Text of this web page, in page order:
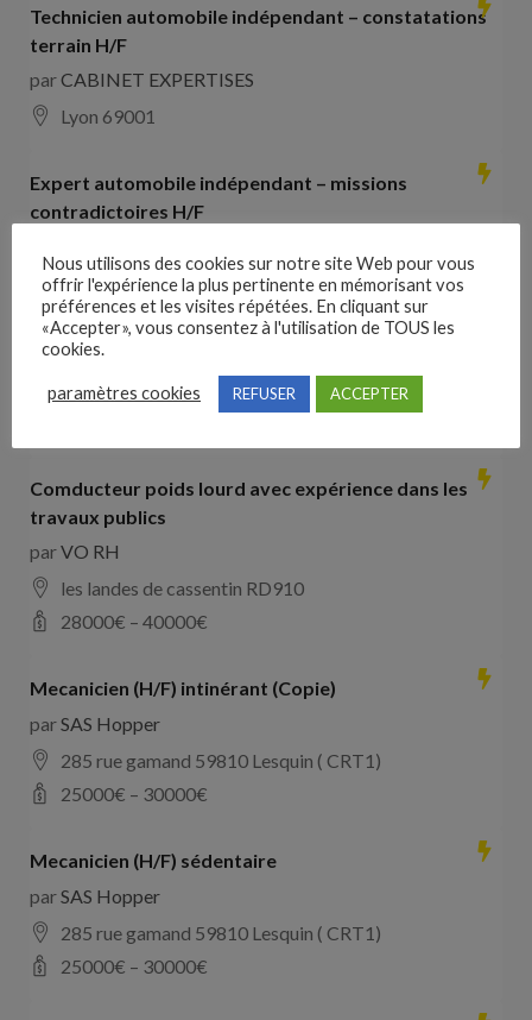
Technicien automobile indépendant – constatations
terrain H/F
parCABINET EXPERTISES
Lyon 69001
Expert automobile indépendant – missions
contradictoires H/F
Lyon 69001
Collaborateur comptable H/F
parHays France
Comducteur poids lourd avec expérience dans les
travaux publics
parVO RH
les landes de cassentin RD910
28000€ – 40000€
Mecanicien (H/F) intinérant (Copie)
parSAS Hopper
285 rue gamand 59810 Lesquin ( CRT1)
25000€ – 30000€
Mecanicien (H/F) sédentaire
parSAS Hopper
285 rue gamand 59810 Lesquin ( CRT1)
25000€ – 30000€
Nous utilisons des cookies sur notre site Web pour vous
offrir l'expérience la plus pertinente en mémorisant vos
préférences et les visites répétées. En cliquant sur
«Accepter», vous consentez à l'utilisation de TOUS les
cookies.
paramètres cookies REFUSER ACCEPTER